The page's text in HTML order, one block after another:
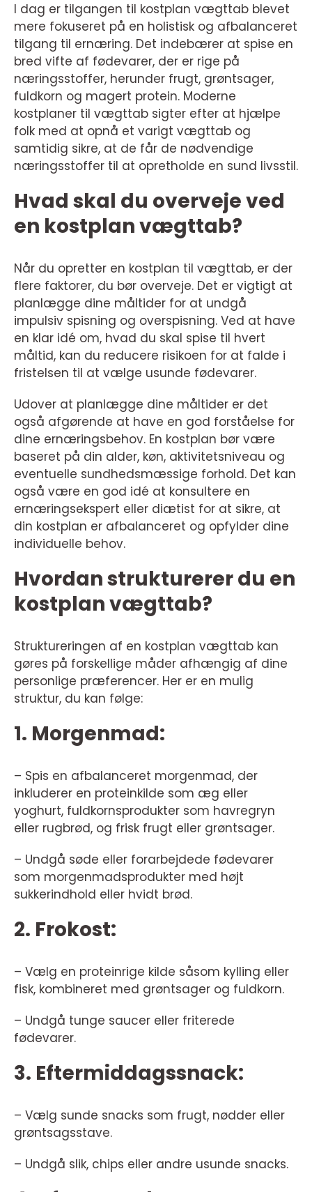
I dag er tilgangen til kostplan vægttab blevet
mere fokuseret på en holistisk og afbalanceret
tilgang til ernæring. Det indebærer at spise en
bred vifte af fødevarer, der er rige på
næringsstoffer, herunder frugt, grøntsager,
fuldkorn og magert protein. Moderne
kostplaner til vægttab sigter efter at hjælpe
folk med at opnå et varigt vægttab og
samtidig sikre, at de får de nødvendige
næringsstoffer til at opretholde en sund livsstil.
Hvad skal du overveje ved
en kostplan vægttab?
Når du opretter en kostplan til vægttab, er der
flere faktorer, du bør overveje. Det er vigtigt at
planlægge dine måltider for at undgå
impulsiv spisning og overspisning. Ved at have
en klar idé om, hvad du skal spise til hvert
måltid, kan du reducere risikoen for at falde i
fristelsen til at vælge usunde fødevarer.
Udover at planlægge dine måltider er det
også afgørende at have en god forståelse for
dine ernæringsbehov. En kostplan bør være
baseret på din alder, køn, aktivitetsniveau og
eventuelle sundhedsmæssige forhold. Det kan
også være en god idé at konsultere en
ernæringsekspert eller diætist for at sikre, at
din kostplan er afbalanceret og opfylder dine
individuelle behov.
Hvordan strukturerer du en
kostplan vægttab?
Struktureringen af en kostplan vægttab kan
gøres på forskellige måder afhængig af dine
personlige præferencer. Her er en mulig
struktur, du kan følge:
1. Morgenmad:
– Spis en afbalanceret morgenmad, der
inkluderer en proteinkilde som æg eller
yoghurt, fuldkornsprodukter som havregryn
eller rugbrød, og frisk frugt eller grøntsager.
– Undgå søde eller forarbejdede fødevarer
som morgenmadsprodukter med højt
sukkerindhold eller hvidt brød.
2. Frokost:
– Vælg en proteinrige kilde såsom kylling eller
fisk, kombineret med grøntsager og fuldkorn.
– Undgå tunge saucer eller friterede
fødevarer.
3. Eftermiddagssnack:
– Vælg sunde snacks som frugt, nødder eller
grøntsagsstave.
– Undgå slik, chips eller andre usunde snacks.